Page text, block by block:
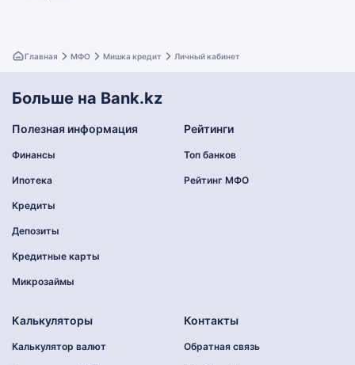
Главная МФО Мишка кредит Личный кабинет
Больше на Bank.kz
Полезная информация
Финансы
Ипотека
Кредиты
Депозиты
Кредитные карты
Микрозаймы
Рейтинги
Топ банков
Рейтинг МФО
Калькуляторы
Калькулятор валют
Контакты
Обратная связь